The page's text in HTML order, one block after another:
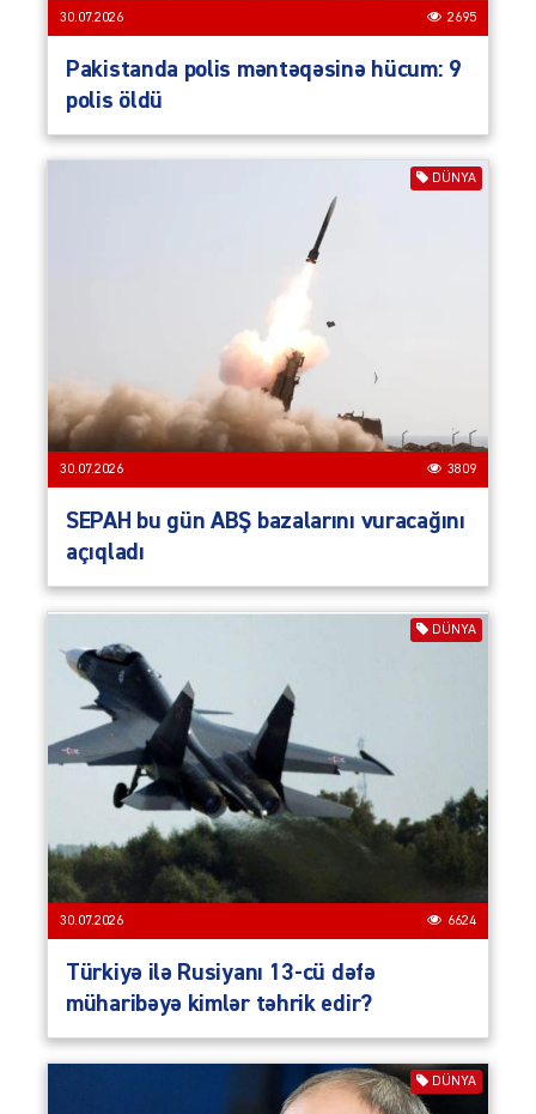
30.07.2026 2695
Pakistanda polis məntəqəsinə hücum: 9
polis öldü
DÜNYA
30.07.2026 3809
SEPAH bu gün ABŞ bazalarını vuracağını
açıqladı
DÜNYA
30.07.2026 6624
Türkiyə ilə Rusiyanı 13-cü dəfə
müharibəyə kimlər təhrik edir?
DÜNYA